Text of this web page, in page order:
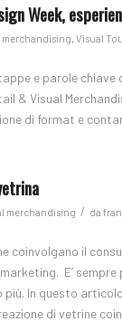
Week,
merchandising, Visual
e parole chiave
& Visual
di format e
merchandising / da
coinvolgano il
E’
In questo
di vetrine